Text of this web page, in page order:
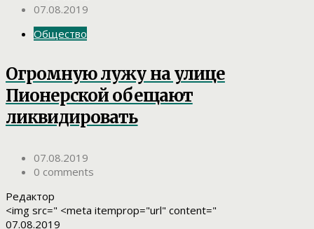
07.08.2019
Общество
Огромную лужу на улице
Пионерской обещают
ликвидировать
07.08.2019
0 comments
Редактор
<img src=" <meta itemprop="url" content="
07.08.2019